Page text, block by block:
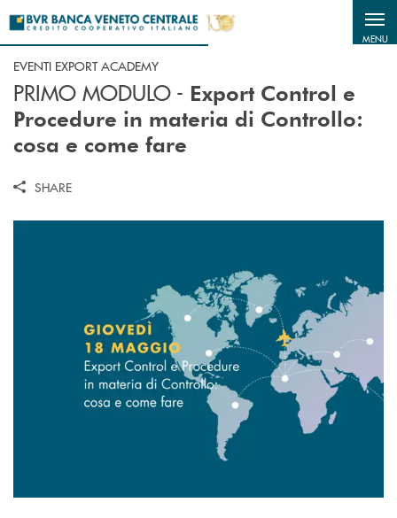
MENU
EVENTI EXPORT ACADEMY
PRIMO MODULO - Export Control e
Procedure in materia di Controllo:
cosa e come fare
SHARE